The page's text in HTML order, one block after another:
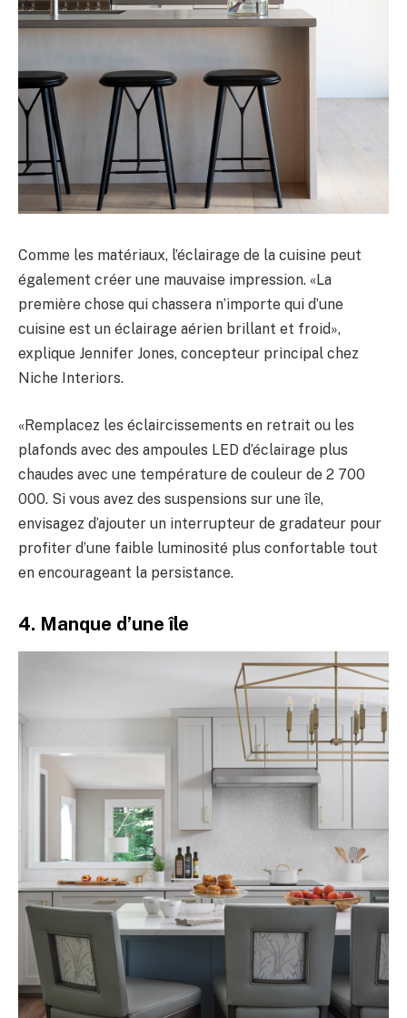
Comme les matériaux, l’éclairage de la cuisine peut
également créer une mauvaise impression. «La
première chose qui chassera n’importe qui d’une
cuisine est un éclairage aérien brillant et froid»,
explique Jennifer Jones, concepteur principal chez
Niche Interiors.
«Remplacez les éclaircissements en retrait ou les
plafonds avec des ampoules LED d’éclairage plus
chaudes avec une température de couleur de 2 700
000. Si vous avez des suspensions sur une île,
envisagez d’ajouter un interrupteur de gradateur pour
profiter d’une faible luminosité plus confortable tout
en encourageant la persistance.
4. Manque d’une île